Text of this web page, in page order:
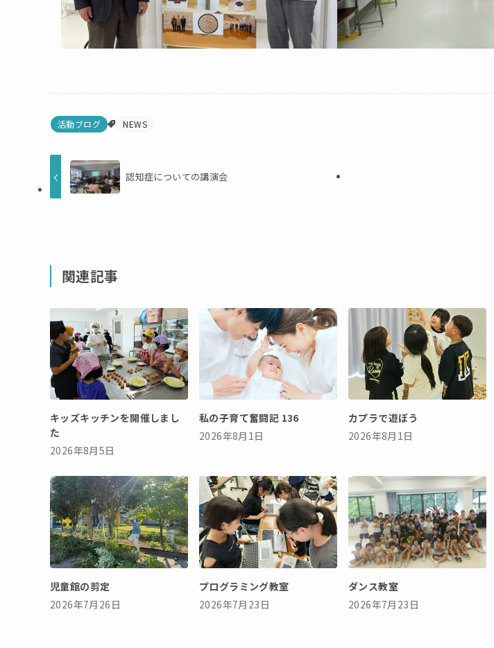
活動ブログ NEWS
認知症についての講演会
関連記事
キッズキッチンを開催しまし
た
2026年8月5日
私の子育て奮闘記 136
2026年8月1日
カプラで遊ぼう
2026年8月1日
児童館の剪定
2026年7月26日
プログラミング教室
2026年7月23日
ダンス教室
2026年7月23日